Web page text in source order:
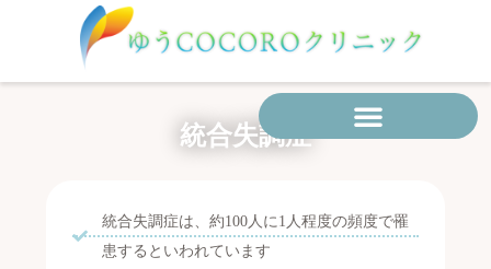
ス
統合失調症
統合失調症は、約100人に1人程度の頻度で罹
患するといわれています